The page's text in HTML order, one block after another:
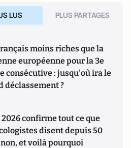
LUS PLUS PARTAGES
moins riches que la
européenne pour la 3e
consécutive : jusqu'où ira le
déclassement ?
2026 confirme tout ce que
disent depuis 50
non, et voilà pourquoi